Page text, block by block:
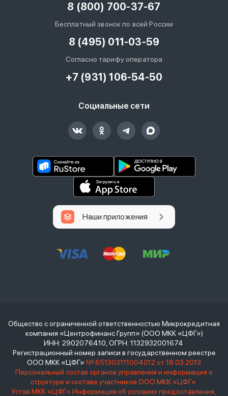
8 (800) 700-37-67
Бесплатный звонок по всей России
8 (495) 011-03-59
Согласно тарифу оператора
+7 (931) 106-54-50
Социальные сети
Наши приложения
Общество с ограниченной ответственностью Микрокредитная
компания «Центрофинанс Групп» (ООО МКК «ЦФГ»)
ИНН: 2902076410, ОГРН: 1132932001674
Регистрационный номер записи в государственном реестре
ООО МКК «ЦФГ» № 651303111004012 от 18.03.2013
Персональный состав органов управления и информация о
структуре и составе участников ООО МКК «ЦФГ»
Устав МКК «ЦФГ» Информация об условиях предоставления,